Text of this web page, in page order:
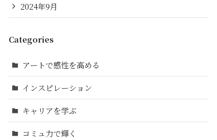
2024年9月
Categories
アートで感性を高める
インスピレーション
キャリアを学ぶ
コミュ力で輝く